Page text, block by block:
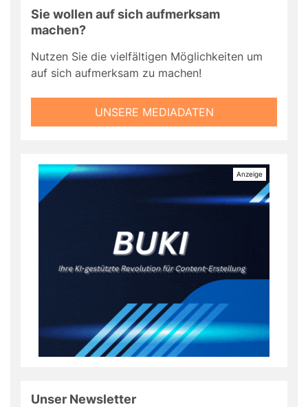
Sie wollen auf sich aufmerksam
machen?
Nutzen Sie die vielfältigen Möglichkeiten um
auf sich aufmerksam zu machen!
UNSERE MEDIADATEN
Unser Newsletter